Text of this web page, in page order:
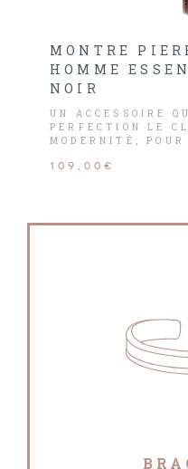
MONTRE
HOMME
NOIR
UN ACCESSOIRE
PERFECTION LE
MODERNITÉ,
CIRCONSTANCES.
109,00€